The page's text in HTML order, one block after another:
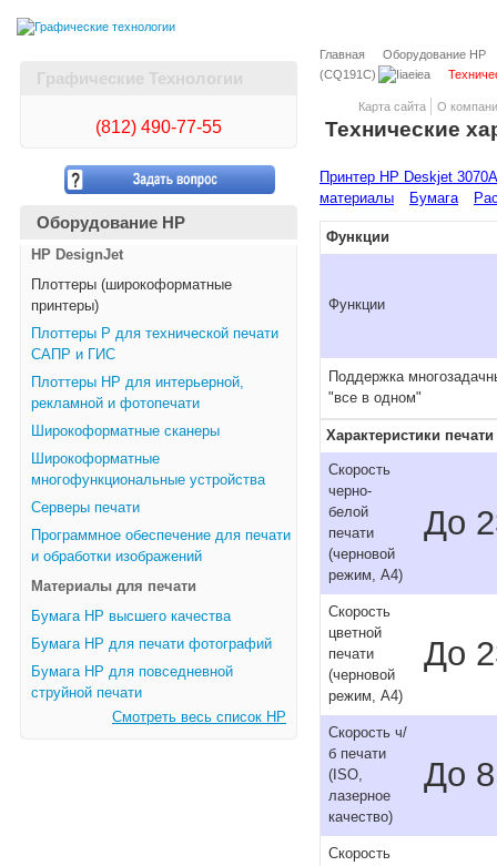
Карта сайта О
Графические Технологии
(812) 490-77-55
Оборудование HP
HP DesignJet
Плоттеры (широкоформатные
принтеры)
Плоттеры Р для технической печати
САПР и ГИС
Плоттеры НР для интерьерной,
рекламной и фотопечати
Широкоформатные сканеры
Широкоформатные
многофункциональные устройства
Серверы печати
Программное обеспечение для печати
и обработки изображений
Материалы для печати
Бумага HP высшего качества
Бумага HP для печати фотографий
Бумага HP для повседневной
струйной печати
Смотреть весь список HP
Главная
Оборудование HP
(CQ191C)
Технические
Принтер HP Deskjet
материалы
Бумага
Функции
Функции
Поддержка
"все в одном"
Характеристики печати
Скорость
черно-
белой
печати
(черновой
режим, A4)
До
Скорость
цветной
печати
(черновой
режим, A4)
До
Скорость ч/
б печати
(ISO,
лазерное
качество)
До
Скорость